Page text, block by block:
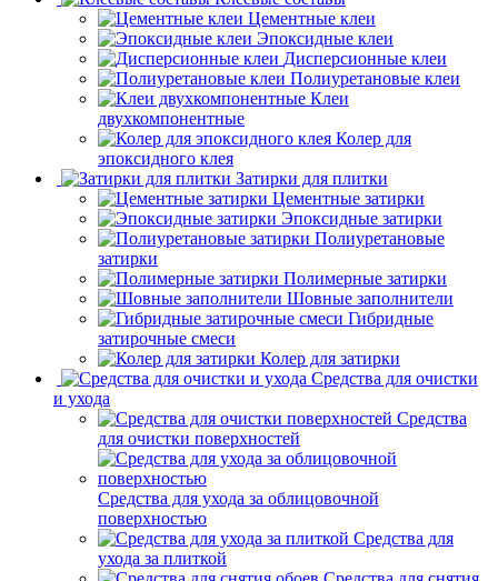
Цементные клеи
Эпоксидные клеи
Дисперсионные клеи
Полиуретановые клеи
Клеи
двухкомпонентные
Колер для
эпоксидного клея
Затирки для плитки
Цементные затирки
Эпоксидные затирки
Полиуретановые
затирки
Полимерные затирки
Шовные заполнители
Гибридные
затирочные смеси
Колер для затирки
Средства для очистки
и ухода
Средства
для очистки поверхностей
Средства для ухода за облицовочной
поверхностью
Средства для
ухода за плиткой